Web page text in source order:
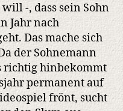
-, dass sein Sohn
Jahr nach
Das mache sich
der Sohnemann
richtig hinbekommt
permanent auf
frönt, sucht